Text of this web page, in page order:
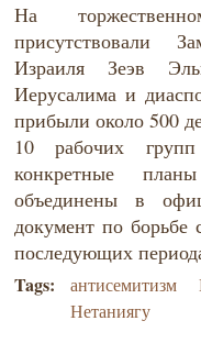
На
присутствовали
Израиля Зеэв
Иерусалима и
прибыли около 500
10 рабочих
конкретные
объединены в
документ по борьбе
последующих
Tags: антисемитизм
Нетаниягу